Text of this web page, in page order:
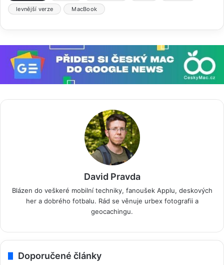
levnější verze
MacBook
David Pravda
Blázen do veškeré mobilní techniky, fanoušek Applu, deskových
her a dobrého fotbalu. Rád se věnuje urbex fotografii a
geocachingu.
Doporučené články